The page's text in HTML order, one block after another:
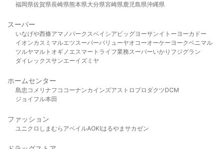
福岡県佐賀県長崎県熊本県大分県宮崎県鹿児島県沖縄県
スーパー
いなげや西條アマノパークスベイシア ビッグヨーサンイトーヨーカドー
イオンカスミ マルエツスーパーバリューヤオコーオーケー ヨークベニマル
ツルヤマルト オギノ エスマート ライフ業務スーパーいかり フジグラン
ダイレックスサンエーイズミヤ
ホームセンター
島忠 コメリ ナフコ コーナンカインズアストロプロダクツDCM
ジョイフル本田
ファッション
ユニクロ しまむら アベイルAOKIはるやま サカゼン